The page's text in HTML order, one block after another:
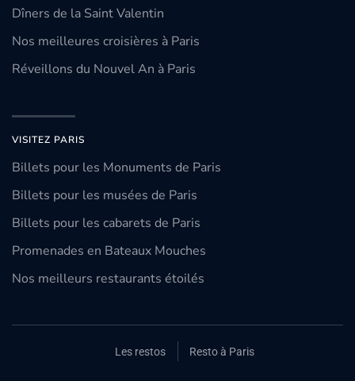
Dîners de la Saint Valentin
Nos meilleures croisières à Paris
Réveillons du Nouvel An à Paris
VISITEZ PARIS
Billets pour les Monuments de Paris
Billets pour les musées de Paris
Billets pour les cabarets de Paris
Promenades en Bateaux Mouches
Nos meilleurs restaurants étoilés
Les restos Resto à Paris